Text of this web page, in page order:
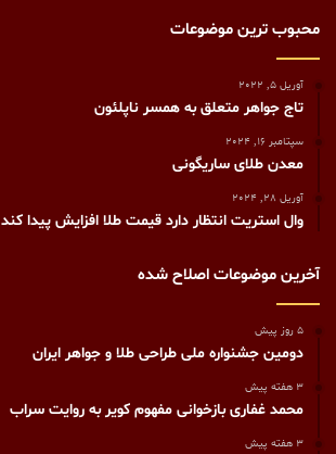
محبوب ترین موضوعات
آوریل 5, 2022
تاج جواهر متعلق به همسر ناپلئون
سپتامبر 16, 2024
معدن طلای ساریگونی
آوریل 28, 2024
وال استریت انتظار دارد قیمت طلا افزایش پیدا کند
آخرین موضوعات اصلاح شده
5 روز پیش
دومین جشنواره ملی طراحی طلا و جواهر ایران
3 هفته پیش
محمد غفاری بازخوانی مفهوم کویر به روایت سراب
3 هفته پیش